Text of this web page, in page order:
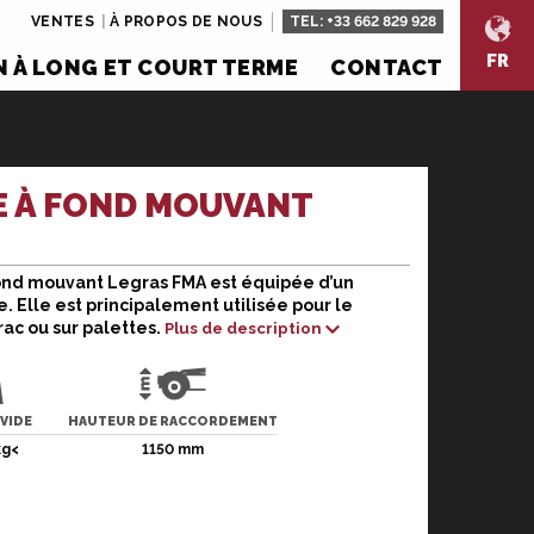
À LONG ET COURT TERME CONTACT FR
VENTES À PROPOS DE NOUS TEL: +33 662 829 928
À FOND MOUVANT
mouvant Legras FMA est équipée d’un
Elle est principalement utilisée pour le
ou sur palettes. Plus de description
HAUTEUR DE RACCORDEMENT
1150 mm
Legras FMA est équipée d’un châssis en
utilisée pour le transport de marchandises
le transport sécurisé de la cargaison. Elle
fiable et durable.
peut différer en termes de couleur,
!